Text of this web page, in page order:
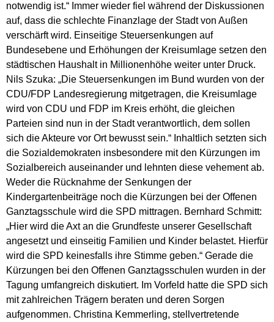
notwendig ist.“ Immer wieder fiel während der Diskussionen
auf, dass die schlechte Finanzlage der Stadt von Außen
verschärft wird. Einseitige Steuersenkungen auf
Bundesebene und Erhöhungen der Kreisumlage setzen den
städtischen Haushalt in Millionenhöhe weiter unter Druck.
Nils Szuka: „Die Steuersenkungen im Bund wurden von der
CDU/FDP Landesregierung mitgetragen, die Kreisumlage
wird von CDU und FDP im Kreis erhöht, die gleichen
Parteien sind nun in der Stadt verantwortlich, dem sollen
sich die Akteure vor Ort bewusst sein.“ Inhaltlich setzten sich
die Sozialdemokraten insbesondere mit den Kürzungen im
Sozialbereich auseinander und lehnten diese vehement ab.
Weder die Rücknahme der Senkungen der
Kindergartenbeiträge noch die Kürzungen bei der Offenen
Ganztagsschule wird die SPD mittragen. Bernhard Schmitt:
„Hier wird die Axt an die Grundfeste unserer Gesellschaft
angesetzt und einseitig Familien und Kinder belastet. Hierfür
wird die SPD keinesfalls ihre Stimme geben.“ Gerade die
Kürzungen bei den Offenen Ganztagsschulen wurden in der
Tagung umfangreich diskutiert. Im Vorfeld hatte die SPD sich
mit zahlreichen Trägern beraten und deren Sorgen
aufgenommen. Christina Kemmerling, stellvertretende